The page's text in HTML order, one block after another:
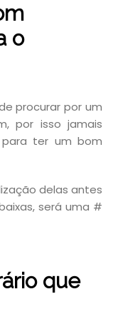
o
procurar por um
por isso jamais
ter um bom
delas antes
será uma #
que